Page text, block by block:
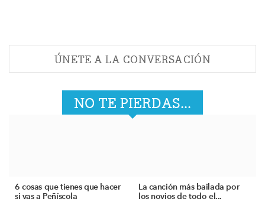
ÚNETE A LA CONVERSACIÓN
NO TE PIERDAS...
6 cosas que tienes que hacer
si vas a Peñíscola
La canción más bailada por
los novios de todo el...